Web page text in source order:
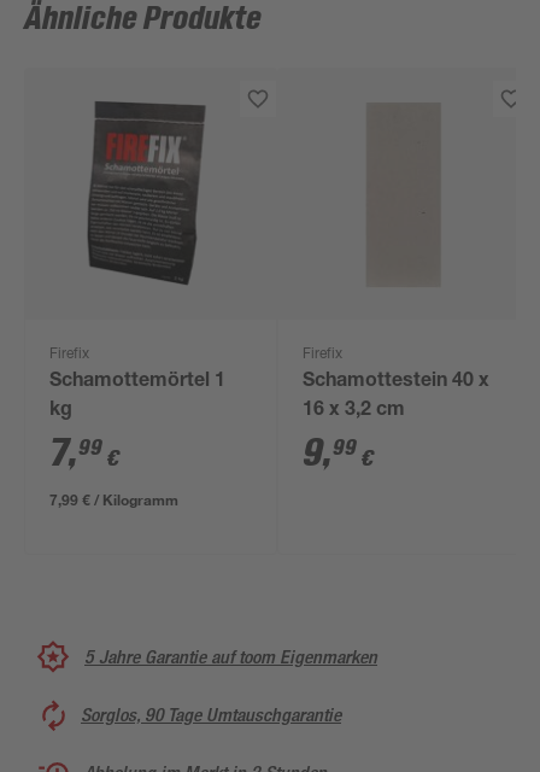
Ähnliche Produkte
Firefix
Schamottemörtel 1
kg
7,99 €
7,99 € / Kilogramm
Firefix
Schamottestein 40 x
16 x 3,2 cm
9,99 €
5 Jahre Garantie auf toom Eigenmarken
Sorglos, 90 Tage Umtauschgarantie